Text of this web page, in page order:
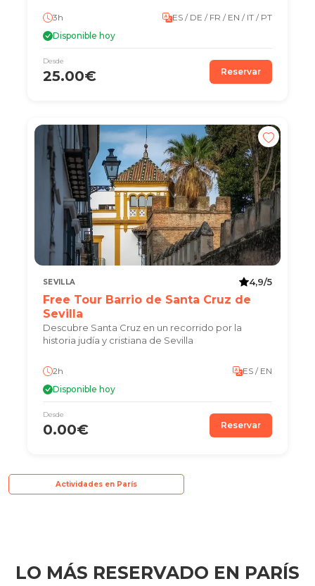
3h
ES / DE / FR / EN / IT / PT
Disponible hoy
Desde
25.00€ Reservar
SEVILLA 4,9/5
Free Tour Barrio de Santa Cruz de
Sevilla
Descubre Santa Cruz en un recorrido por la
historia judía y cristiana de Sevilla
2h
ES / EN
Disponible hoy
Desde
0.00€ Reservar
Actividades en París
LO MÁS RESERVADO EN PARÍS